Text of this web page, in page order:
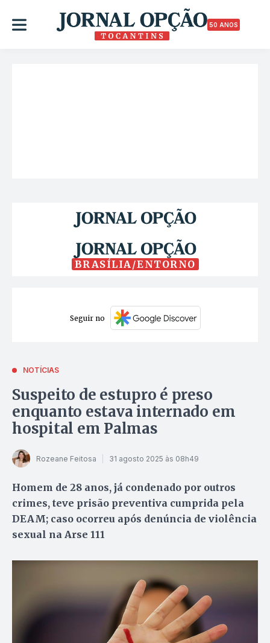
50 ANOS
BRASÍLIA/ENTORNO
Seguir no
NOTÍCIAS
Suspeito de estupro é preso
enquanto estava internado em
hospital em Palmas
Rozeane Feitosa 31 agosto 2025 às 08h49
Homem de 28 anos, já condenado por outros
crimes, teve prisão preventiva cumprida pela
DEAM; caso ocorreu após denúncia de violência
sexual na Arse 111